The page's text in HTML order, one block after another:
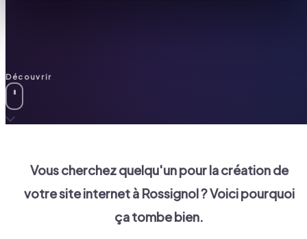
Découvrir
Vous cherchez quelqu'un pour la création de
votre site internet à Rossignol? Voici pourquoi
ça tombe bien.